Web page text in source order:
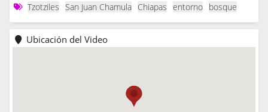
Tzotziles
San Juan Chamula Chiapas entorno bosque
Ubicación del Video